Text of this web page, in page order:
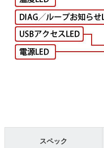
スペック